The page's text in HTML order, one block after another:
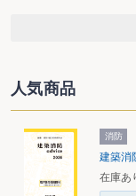
で、①株式分割に備えて
づきTOBを撤回すること
取引法に関する問題点に
日本技術開発は、7月18
5、基準日は8月8日、効
もちろんTOBの期間中で
て相当遅い日を設定した
らせる意図があったと思
夢真HDは、7月20日、
人気商品
消防
建築消
在庫あ